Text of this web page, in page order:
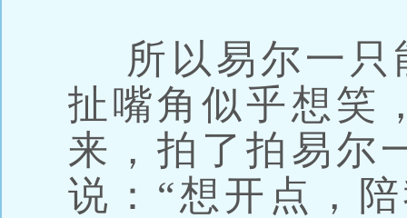
所以易尔一只
扯嘴角似乎想笑
来，拍了拍易尔
说：“想开点，